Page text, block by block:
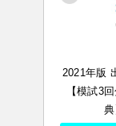
2021年版
【模試3